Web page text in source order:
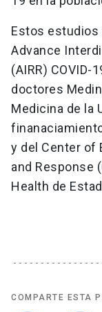
Estos estudios
Advance
(AIRR) COVID-
doctores
Medicina de la
y del Center of
and Response
Health de
COMPARTE ESTA